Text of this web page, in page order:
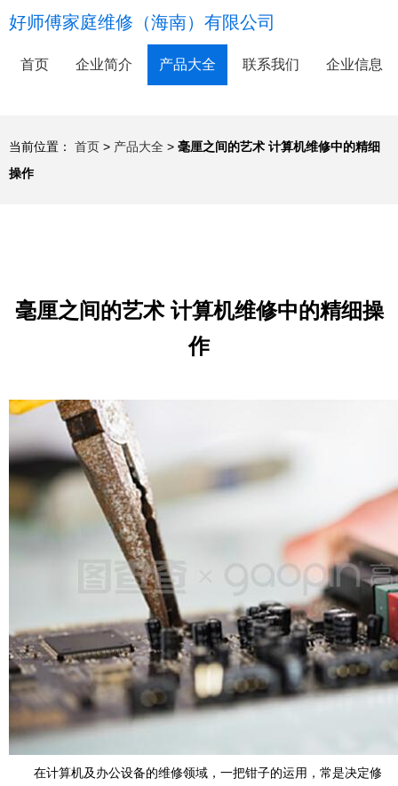
好师傅家庭维修（海南）有限公司
首页 企业简介 产品大全 联系我们 企业信息
当前位置： 首页 > 产品大全 > 毫厘之间的艺术 计算机维修中的精细
操作
毫厘之间的艺术 计算机维修中的精细操
作
在计算机及办公设备的维修领域，一把钳子的运用，常是决定修